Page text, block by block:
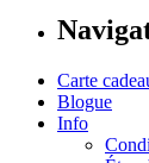
Carte
Blogue
Info